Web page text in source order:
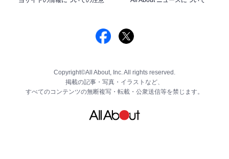
Copyright©All About, Inc. All rights reserved.
掲載の記事・写真・イラストなど、
すべてのコンテンツの無断複写・転載・公衆送信等を禁じます。